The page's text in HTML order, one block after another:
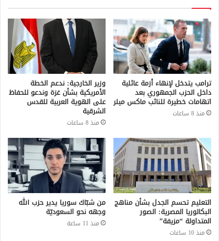
ترامب يتدخل لإنهاء أزمة عائلية
داخل الحزب الجمهوري بعد
اتهامات خطيرة للنائب ماكس ميلر
منذ 8 ساعات
وزير الخارجية: ندعم الخطة
الأمريكية بشأن غزة وندعو للحفاظ
على الهوية العربية للقدس
الشرقية
منذ 8 ساعات
التعليم تحسم الجدل بشأن مناهج
البكالوريا المصرية: الصور
المتداولة “مزيفة”
منذ 10 ساعات
من شبّاك سوريا يدير حزب الله
وجهه نحو السعوديّة
منذ 11 ساعة